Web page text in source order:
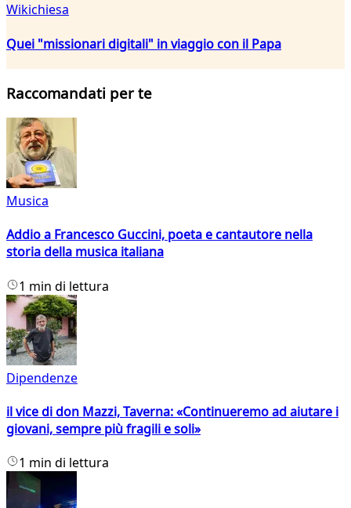
Wikichiesa
Quei "missionari digitali" in viaggio con il Papa
Raccomandati per te
Musica
Addio a Francesco Guccini, poeta e cantautore nella
storia della musica italiana
1 min di lettura
Dipendenze
il vice di don Mazzi, Taverna: «Continueremo ad aiutare i
giovani, sempre più fragili e soli»
1 min di lettura